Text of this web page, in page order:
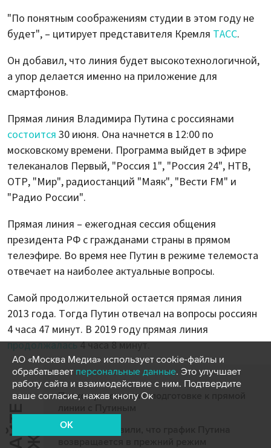
"По понятным соображениям студии в этом году не
будет", – цитирует представителя Кремля ТАСС.
Он добавил, что линия будет высокотехнологичной,
а упор делается именно на приложение для
смартфонов.
Прямая линия Владимира Путина с россиянами
состоится 30 июня. Она начнется в 12:00 по
московскому времени. Программа выйдет в эфире
телеканалов Первый, "Россия 1", "Россия 24", НТВ,
ОТР, "Мир", радиостанций "Маяк", "Вести FM" и
"Радио России".
Прямая линия – ежегодная сессия общения
президента РФ с гражданами страны в прямом
телеэфире. Во время нее Путин в режиме телемоста
отвечает на наиболее актуальные вопросы.
Самой продолжительной остается прямая линия
2013 года. Тогда Путин отвечал на вопросы россиян
4 часа 47 минут. В 2019 году прямая линия
продолжалась4 часа 8 минут.
Песков рассказал о подготовке к прямой
В Кремле заявили, что график Путина
АО «Москва Медиа» использует cookie-файлы и
обрабатывает персональные данные. Это улучшает
работу сайта и взаимодействие с ним. Подтвердите
ваше согласие, нажав кнопу Ок
OK